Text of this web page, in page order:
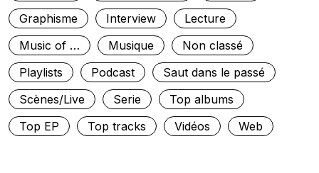
Graphisme
Interview
Lecture
Music of …
Musique
Non classé
Playlists
Podcast
Saut dans le passé
Scènes/Live
Serie
Top albums
Top EP
Top tracks Vidéos Web